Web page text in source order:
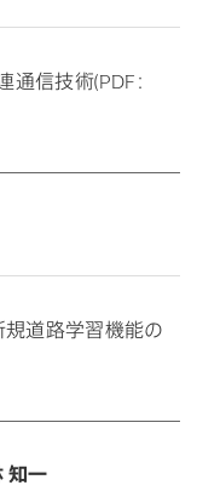
通信技術(PDF：
規道路学習機能の
知一